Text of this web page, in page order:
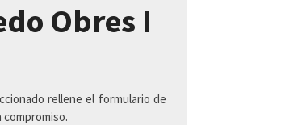
Obres I
rellene el formulario de